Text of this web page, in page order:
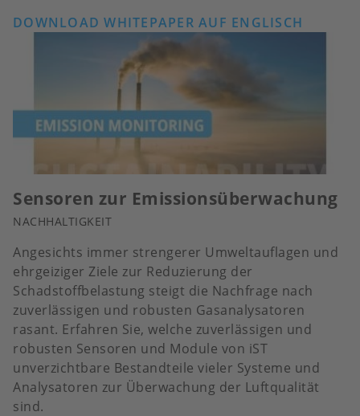
DOWNLOAD WHITEPAPER AUF ENGLISCH
Sensoren zur Emissionsüberwachung
NACHHALTIGKEIT
Angesichts immer strengerer Umweltauflagen und
ehrgeiziger Ziele zur Reduzierung der
Schadstoffbelastung steigt die Nachfrage nach
zuverlässigen und robusten Gasanalysatoren
rasant. Erfahren Sie, welche zuverlässigen und
robusten Sensoren und Module von iST
unverzichtbare Bestandteile vieler Systeme und
Analysatoren zur Überwachung der Luftqualität
sind.